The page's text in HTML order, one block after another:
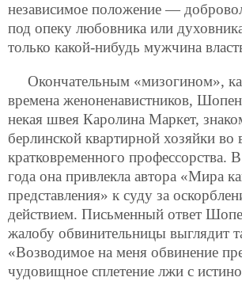
независимое положение —
под опеку любовника или
только какой-нибудь мужчина
Окончательным «мизогином»,
времена женоненавистников,
некая швея Каролина Маркет,
берлинской квартирной хозяйки во
кратковременного профессорства.
года она привлекла автора «Мира
представления» к суду за
действием. Письменный ответ
жалобу обвинительницы выглядит
«Возводимое на меня обвинение
чудовищное сплетение лжи с